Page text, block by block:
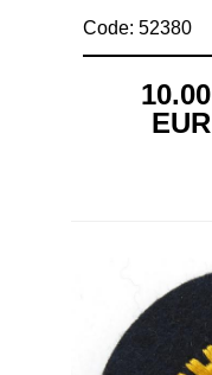
Code: 52380
10.00
EUR